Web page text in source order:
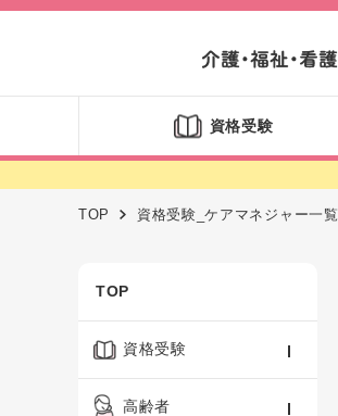
資格受験
TOP 資格受験_ケアマネジャー一覧
TOP
資格受験
ケアマネジャー
高齢者